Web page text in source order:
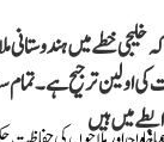
خطے میں ہندوستانی
میں ہیں